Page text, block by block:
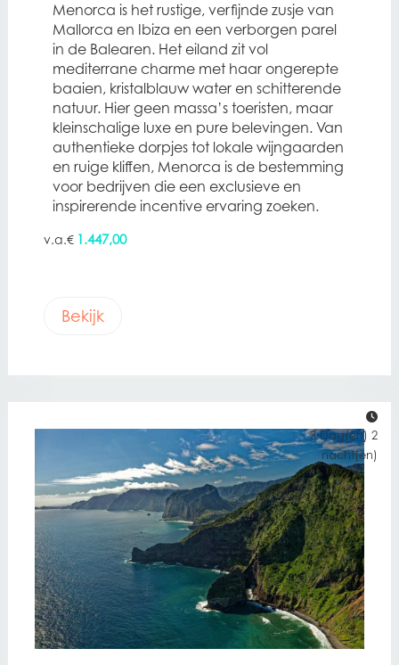
Menorca is het rustige, verfijnde zusje van
Mallorca en Ibiza en een verborgen parel
in de Balearen. Het eiland zit vol
mediterrane charme met haar ongerepte
baaien, kristalblauw water en schitterende
natuur. Hier geen massa’s toeristen, maar
kleinschalige luxe en pure belevingen. Van
authentieke dorpjes tot lokale wijngaarden
en ruige kliffen, Menorca is de bestemming
voor bedrijven die een exclusieve en
inspirerende incentive ervaring zoeken.
€ 1.447,00
Bekijk
3 Dag(en) 2
nacht(en)